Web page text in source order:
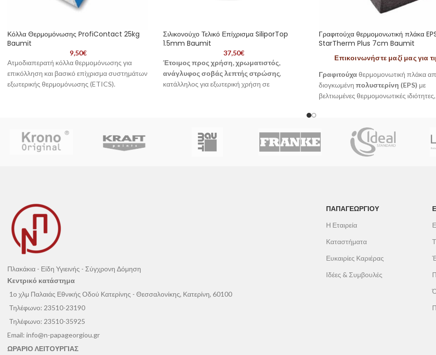
Κόλλα Θερμομόνωσης ProfiContact 25kg
Baumit
9,50€
Ατμοδιαπερατή κόλλα θερμομόνωσης για
επικόλληση και βασικό επίχρισμα συστημάτων
εξωτερικής θερμομόνωσης (ETICS).
Σιλικονούχο Τελικό Επίχρισμα SiliporTop
1.5mm Baumit
37,50€
Έτοιμος προς χρήση, χρωματιστός,
ανάγλυφος σοβάς λεπτής στρώσης,
κατάλληλος για εξωτερική χρήση σε
υψηλή διαπνοή
χαμηλή
απορρόφηση νερού
αυξημένη αντοχή στη
Γραφιτούχα θερμομονωτική πλάκα
StarTherm Plus 7cm Baumit
Επικοινωνήστε μαζί μας για
Γραφιτούχαθερμομονωτική πλάκα
διογκωμένη πολυστερίνη (EPS) με
βελτιωμένες θερμομονωτικές ιδιότητες,
ολοκληρωμένων συστημάτων
EPS
Baumit Pro EPS ,
εξαιρετική ενεργειακή απόδοση, εύκολη
Πλακάκια - Είδη Υγιεινής - Σύγχρονη Δόμηση
Κεντρικό κατάστημα
1ο χλμ Παλαιάς Εθνικής Οδού Κατερίνης - Θεσσαλονίκης, Κατερίνη, 60100
Τηλέφωνο: 23510-23190
Τηλέφωνο: 23510-35925
Email: info@n-papageorgiou.gr
ΩΡΑΡΙΟ ΛΕΙΤΟΥΡΓΙΑΣ
ΠΑΠΑΓΕΩΡΓΊΟΥ
Η Εταιρεία
Καταστήματα
Ευκαιρίες Καριέρας
Ιδέες & Συμβουλές